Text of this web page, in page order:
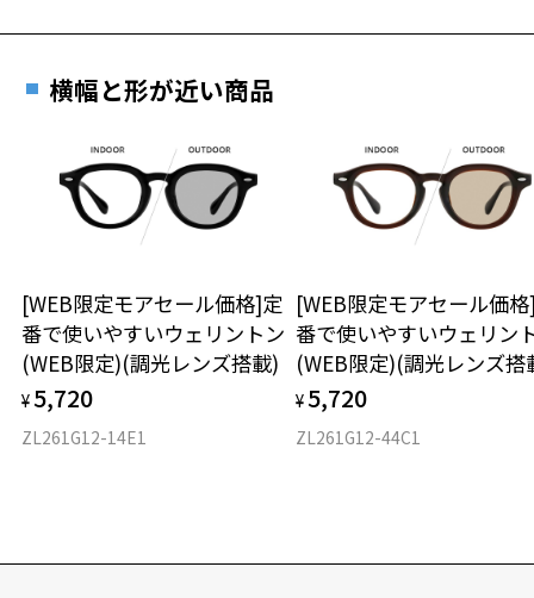
＜実店舗でサングラスまたはパッケージ商品等のレンズ交換について
2024年3月1日から、店頭に商品をお持ち込みいただいて、レンズ交換
をされる場合は、レンズ代金の他に3,300円(税込)の加工賃を追加で頂
店頭でレンズ交換をされるお客様は、商品発送から6か月以内に、ご購
入した商品本体と発送日がわかる【商品発送メール】を店頭スタッフ
にご提示いだければ、初回に限り加工賃はかかりませんので、必ずス
タッフにご提示ください。
ル】のご提示が無かった場合、レンズ代金の他に加工賃として3,300
円(税込)を頂戴いたしますので、予めご了承ください。
横幅と形が近い商品
[WEB限定モアセール価格]定
番で使いやすいウェリントン
(WEB限定)(調光レンズ搭載)
¥ 5,720
ZL261G12-14E1
[WEB限定モアセール価
番で使いやすいウェリン
(WEB限定)(調光レンズ搭
¥ 5,720
ZL261G12-44C1